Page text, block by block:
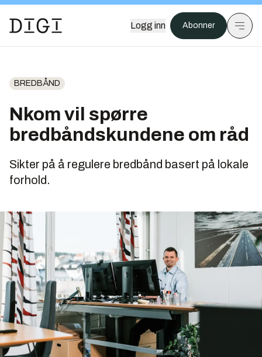
Logg inn Abonner
BREDBÅND
Nkom vil spørre
bredbåndskundene om råd
Sikter på å regulere bredbånd basert på lokale
forhold.